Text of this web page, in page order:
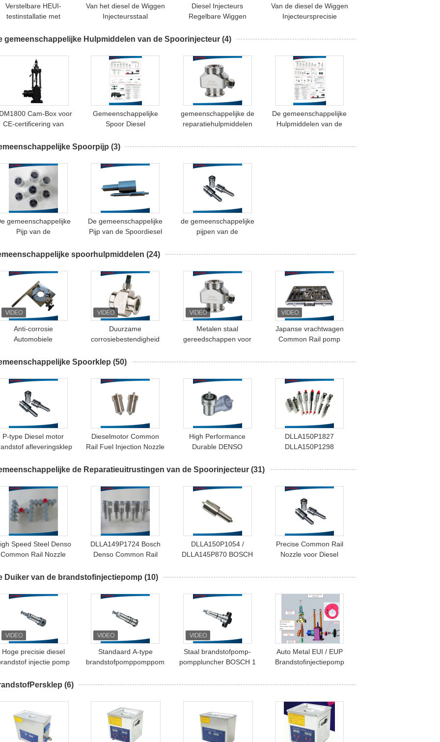
Verstelbare HEUI-
testinstallatie met
Ml/min en
Van het diesel de Wiggen
Injecteursstaal
Diesel Injecteurs
Regelbare Wiggen
Van de diesel de Wiggen
Injecteursprecisie
gemeenschappelijke Hulpmiddelen van de Spoorinjecteur (4)
Cam-Box voor
CE-certificering van
voor pompen en
Gemeenschappelijke
Spoor Diesel
gemeenschappelijke de
reparatiehulpmiddelen
De gemeenschappelijke
Hulpmiddelen van de
Spoorpijp (3)
gemeenschappelijke
Pijp van de
De gemeenschappelijke
Pijp van de Spoordiesel
de gemeenschappelijke
pijpen van de
spoorhulpmiddelen (24)
Anti-corrosie
Automobiele
onderhouden van de
Duurzame
corrosiebestendigheid
Pump Tool Kit Voor
Metalen staal
gereedschappen voor
onderdelen
Japanse vrachtwagen
Common Rail pomp
Spoorklep (50)
P-type Diesel motor
afleveringsklep
090140 - 1430
Dieselmotor Common
Rail Fuel Injection Nozzle
DLLA150P1053
High Performance
Durable DENSO
DLLA145P864 ISO
DLLA150P1827
DLLA150P1298
de Reparatieuitrustingen van de Spoorinjecteur (31)
Speed Steel Denso
Common Rail Nozzle
DLLA145P1024
DLLA149P1724 Bosch
Denso Common Rail
brandstofpomp P-serie
DLLA150P1054 /
DLLA145P870 BOSCH
Precise Common Rail
Nozzle voor Diesel
Duiker van de brandstofinjectiepomp (10)
Hoge precisie diesel
injectie pomp
grootte
Standaard A-type
brandstofpomppomppomp
Staal brandstofpomp-
pomppluncher BOSCH 1
Auto Metal EUI / EUP
Brandstofinjectiepomp
(6)